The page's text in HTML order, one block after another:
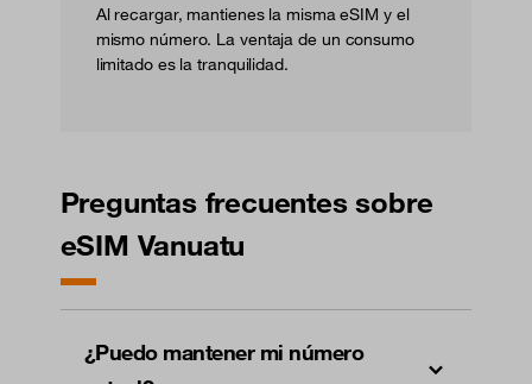
Al recargar, mantienes la misma eSIM y el
mismo número. La ventaja de un consumo
limitado es la tranquilidad.
Preguntas frecuentes sobre
eSIM Vanuatu
¿Puedo mantener mi número